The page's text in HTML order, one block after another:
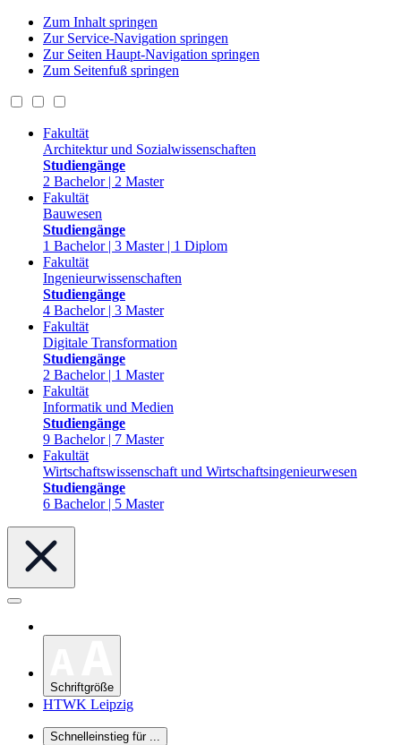
Zum Inhalt springen
Zur Service-Navigation springen
Zur Seiten Haupt-Navigation springen
Zum Seitenfuß springen
Fakultät
Architektur und Sozialwissenschaften
Studiengänge
2 Bachelor | 2 Master
Fakultät
Bauwesen
Studiengänge
1 Bachelor | 3 Master | 1 Diplom
Fakultät
Ingenieurwissenschaften
Studiengänge
4 Bachelor | 3 Master
Fakultät
Digitale Transformation
Studiengänge
2 Bachelor | 1 Master
Fakultät
Informatik und Medien
Studiengänge
9 Bachelor | 7 Master
Fakultät
Wirtschaftswissenschaft und Wirtschaftsingenieurwesen
Studiengänge
6 Bachelor | 5 Master
Schriftgröße
HTWK Leipzig
Schnelleinstieg für ...